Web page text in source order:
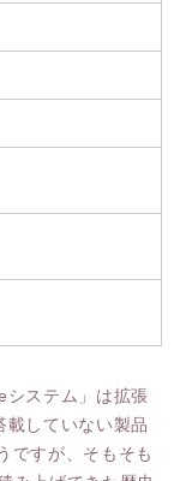
システム」は拡張
していない製品
すが、そもそも